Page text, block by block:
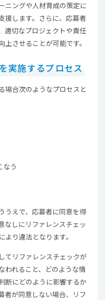
ニングや人材育成の策定に
援します。さらに、応募者
適切なプロジェクトや責任
させることが可能です。
実施するプロセス
場合次のようなプロセスと
なう
うえで、応募者に同意を得
なしにリファレンスチェッ
り違法となります。
てリファレンスチェックが
われること、どのような情
断にどのように影響するか
者が同意しない場合、リフ